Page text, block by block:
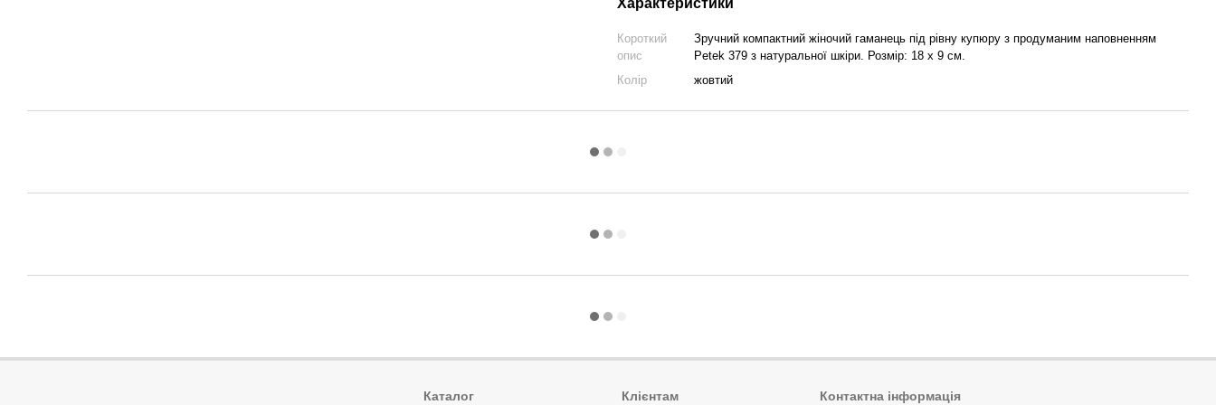
Характеристики
Короткий
опис
Зручний компактний жіночий гаманець під рівну купюру з продуманим наповненням
Petek 379 з натуральної шкіри. Розмір: 18 х 9 см.
Колір
жовтий
Каталог Клієнтам Контактна інформація